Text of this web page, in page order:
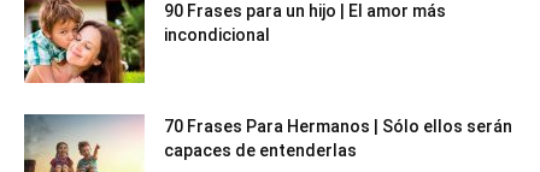
90 Frases para un hijo | El amor más
incondicional
70 Frases Para Hermanos | Sólo ellos serán
capaces de entenderlas